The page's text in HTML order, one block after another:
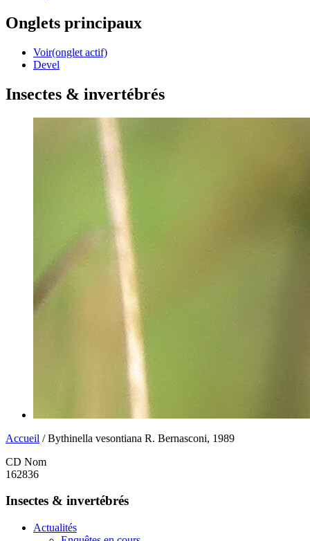
Onglets principaux
Voir(onglet actif)
Devel
Insectes & invertébrés
Accueil / Bythinella vesontiana R. Bernasconi, 1989
CD Nom
162836
Insectes & invertébrés
Actualités